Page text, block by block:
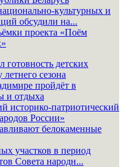
культурных и
обсудили на...
проекта «Поём
готовность детских
сезона
пройдёт в
и отдыха
историко-патриотический
России»
белокаменные
участков в период
Совета народн...